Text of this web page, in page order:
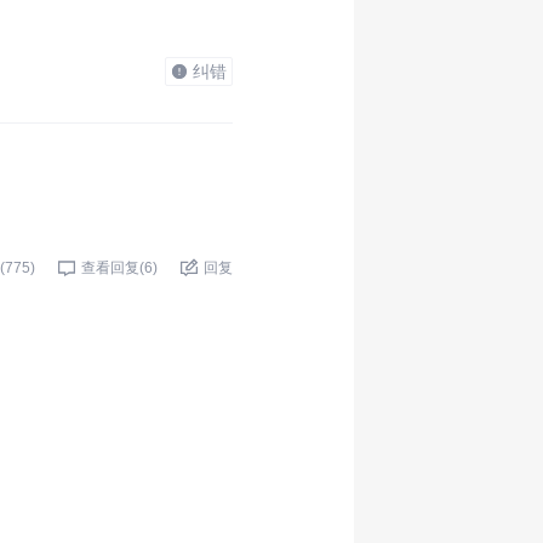
纠错
775) 查看回复(6) 回复